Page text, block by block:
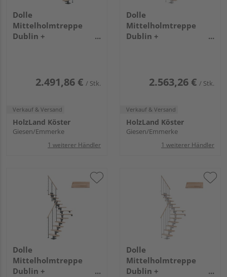
Dolle
Mittelholmtreppe
Dublin +
Metallkomp anthrazit
2.491,86 € / Stk.
Verkauf & Versand
HolzLand Köster
Giesen/Emmerke
1 weiterer Händler
Dolle
Mittelholmtreppe
Dublin +
Metallkomp perlgrau
2.563,26 € / Stk.
Verkauf & Versand
HolzLand Köster
Giesen/Emmerke
1 weiterer Händler
Dolle
Mittelholmtreppe
Dublin +
Dolle
Mittelholmtreppe
Dublin +